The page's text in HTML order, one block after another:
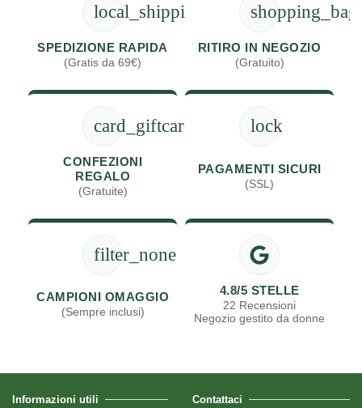
local_shipping
SPEDIZIONE RAPIDA
(Gratis da 69€)
shopping_bag
RITIRO IN NEGOZIO
(Gratuito)
card_giftcard
CONFEZIONI
REGALO
(Gratuite)
lock
PAGAMENTI SICURI
(SSL)
filter_none
CAMPIONI OMAGGIO
(Sempre inclusi)
4.8/5 STELLE
22 Recensioni
Negozio gestito da donne
Informazioni utili Contattaci